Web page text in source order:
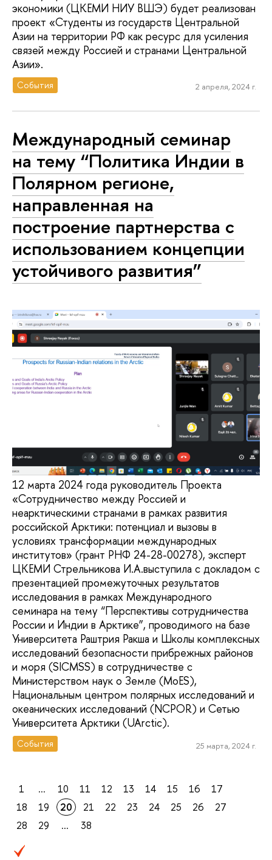
экономики (ЦКЕМИ НИУ ВШЭ) будет реализован
проект «Студенты из государств Центральной
Азии на территории РФ как ресурс для усиления
связей между Россией и странами Центральной
Азии».
События 2 апреля, 2024 г.
Международный семинар
на тему “Политика Индии в
Полярном регионе,
направленная на
построение партнерства с
использованием концепции
устойчивого развития”
12 марта 2024 года руководитель Проекта
«Сотрудничество между Россией и
неарктическими странами в рамках развития
российской Арктики: потенциал и вызовы в
условиях трансформации международных
институтов» (грант РНФ 24-28-00278), эксперт
ЦКЕМИ Стрельникова И.А.выступила с докладом с
презентацией промежуточных результатов
исследования в рамках Международного
семинара на тему “Перспективы сотрудничества
России и Индии в Арктике”, проводимого на базе
Университета Раштрия Ракша и Школы комплексных
исследований безопасности прибрежных районов
и моря (SICMSS) в сотрудничестве с
Министерством наук о Земле (MoES),
Национальным центром полярных исследований и
океанических исследований (NCPOR) и Сетью
Университета Арктики (UArctic).
События 25 марта, 2024 г.
1 ... 10 11 12 13 14 15 16
17
18
19 20 21 22 23 24 25 26
27
28
29 ... 38